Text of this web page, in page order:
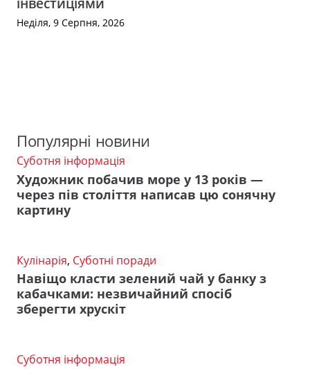
Неділя, 9 Серпня, 2026
Популярні новини
Суботня інформація
Художник побачив море у 13 років —
через пів століття написав цю сонячну
картину
Кулінарія, Суботні поради
Навіщо класти зелений чай у банку з
кабачками: незвичайний спосіб
зберегти хрускіт
Суботня інформація